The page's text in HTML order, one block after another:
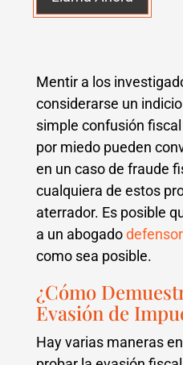
Mentir a los
considerarse un
simple confusión
por miedo pueden
en un caso de fraude
cualquiera de estos
aterrador. Es posible
a un abogado
como sea posible.
¿Cómo
Evasión de
Hay varias maneras